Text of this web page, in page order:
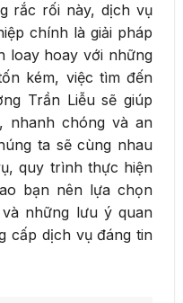
rắc rối này, dịch vụ
chính là giải pháp
loay hoay với những
kém, việc tìm đến
Trần Liễu sẽ giúp
nhanh chóng và an
ta sẽ cùng nhau
quy trình thực hiện
bạn nên lựa chọn
những lưu ý quan
cấp dịch vụ đáng tin